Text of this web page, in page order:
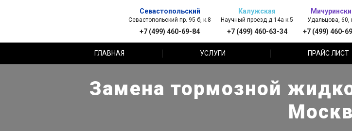
Севастопольский
Севастопольский пр. 95 б, к.8
+7 (499) 460-69-84
Калужская
Научный проезд д.14а к.5
+7 (499) 460-63-34
Удальцова, 60,
+7 (499) 460-
ГЛАВНАЯ УСЛУГИ ПРАЙС ЛИСТ
Замена тормозной